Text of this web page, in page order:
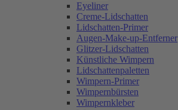
Eyeliner
Creme-Lidschatten
Lidschatten-Primer
Augen-Make-up-Entferner
Glitzer-Lidschatten
Künstliche Wimpern
Lidschattenpaletten
Wimpern-Primer
Wimpernbürsten
Wimpernkleber